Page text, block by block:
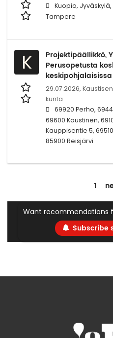
Kuopio,
Tampere
K
Projektipäällikkö,
Perusopetusta
29.07.2026,
kunta
69920 Perho,
69600 Kaustinen,
Kauppisentie 5,
85900 Reisjärvi
1
Want recommendations
Subscribe